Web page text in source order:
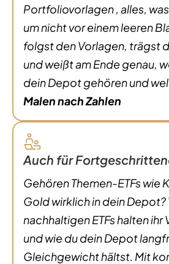
Portfoliovorlagen , alles,
um nicht vor einem leeren
folgst den Vorlagen, trägst
und weißt am Ende genau,
dein Depot gehören und
Malen nach Zahlen
Auch für
Gehören Themen-ETFs wie
Gold wirklich in dein
nachhaltigen ETFs halten ihr
und wie du dein Depot
Gleichgewicht hältst. Mit